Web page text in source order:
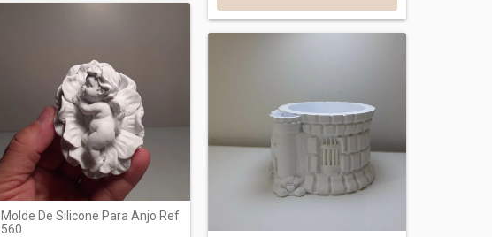
Molde De Silicone Para Anjo Ref
560